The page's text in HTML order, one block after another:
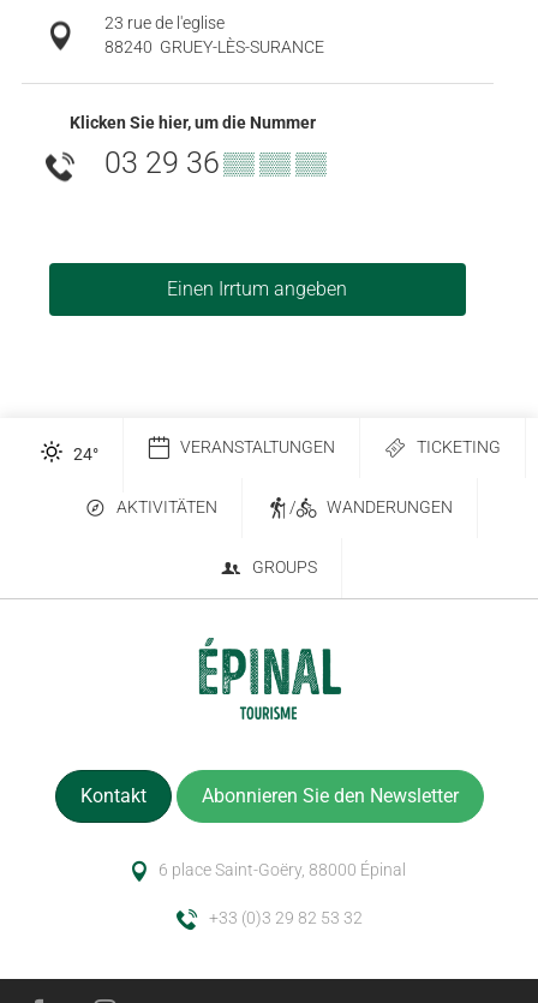
23 rue de l'eglise
88240 GRUEY-LÈS-SURANCE
Klicken Sie hier, um die Nummer
03 29 36▒▒ ▒▒ ▒▒
Einen Irrtum angeben
24° VERANSTALTUNGEN TICKETING
AKTIVITÄTEN / WANDERUNGEN
GROUPS
Kontakt Abonnieren Sie den Newsletter
6 place Saint-Goëry, 88000 Épinal
+33 (0)3 29 82 53 32